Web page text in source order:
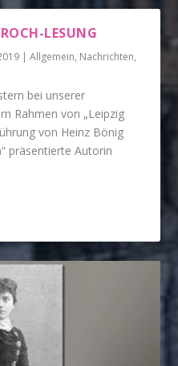
LESUNG
|Allgemein, Nachrichten,
bei unserer
Rahmen von „Leipzig
von Heinz Bönig
präsentierte Autorin